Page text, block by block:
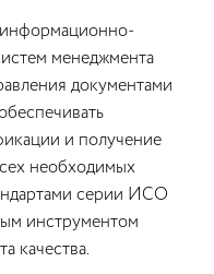
информационно-
менеджмента
документами
и получение
необходимых
серии ИСО
инструментом
качества.